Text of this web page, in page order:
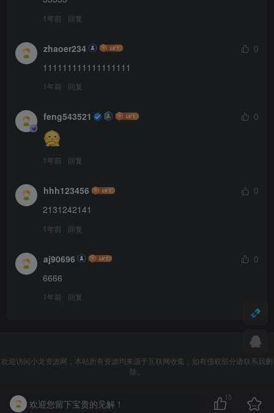
1年前 回复
zhaoer234
0
111111111111111111
1年前 回复
feng543521 0
1年前 回复
hhh123456
0
2131242141
1年前 回复
aj90696
0
6666
1年前 回复
欢迎访问小龙资源网，本站所有资源均来源于互联网收集，如有侵权部分请联系我删
除。
欢迎您留下宝贵的见解！
15